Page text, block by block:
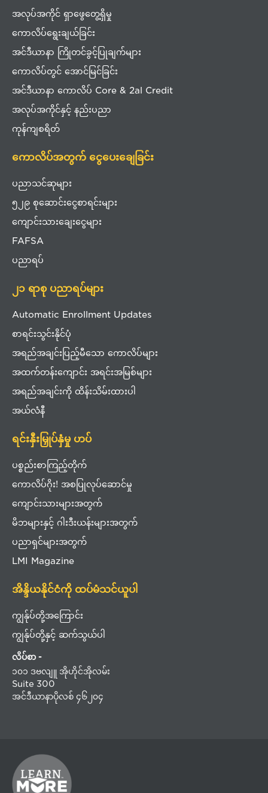
အလုပ်အကိုင် ရှာဖွေတွေ့ရှိမှု
ကောလိပ်ရွေးချယ်ခြင်း
အင်ဒီယာနာ ကြိုတင်ခွင့်ပြုချက်များ
ကောလိပ်တွင် အောင်မြင်ခြင်း
အင်ဒီယာနာ ကောလိပ် Core & 2al Credit
အလုပ်အကိုင်နှင့် နည်းပညာ
ကုန်ကျစရိတ်
ကောလိပ်အတွက် ငွေပေးချေခြင်း
ပညာသင်ဆုများ
၅၂၉ စုဆောင်းငွေစာရင်းများ
ကျောင်းသားချေးငွေများ
FAFSA
ပညာရပ်
၂၁ ရာစု ပညာရပ်များ
Automatic Enrollment Updates
စာရင်းသွင်းနိုင်ပုံ
အရည်အချင်းပြည့်မီသော ကောလိပ်များ
အထက်တန်းကျောင်း အရင်းအမြစ်များ
အရည်အချင်းကို ထိန်းသိမ်းထားပါ
အယ်လံနီ
ရင်းနှီးမြှုပ်နှံမှု ဟပ်
ပစ္စည်းစာကြည့်တိုက်
ကောလိပ်ဂိုး! အစပြုလုပ်ဆောင်မှု
ကျောင်းသားများအတွက်
မိဘများနှင့် ဂါးဒီးယန်းများအတွက်
ပညာရှင်များအတွက်
LMI Magazine
အိန္ဒိယနိုင်ငံကို ထပ်မံသင်ယူပါ
ကျွန်ုပ်တို့အကြောင်း
ကျွန်ုပ်တို့နှင့် ဆက်သွယ်ပါ
လိပ်စာ -
၁၀၁ ဒဗလျူ အိုဟိုင်အိုလမ်း
Suite 300
အင်ဒီယာနာပိုလစ် ၄၆၂၀၄